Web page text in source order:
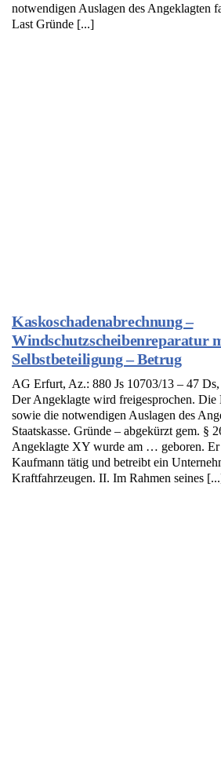
notwendigen Auslagen des Angeklagten
Last Gründe [...]
Kaskoschadenabrechnung –
Windschutzscheibenreparatur
Selbstbeteiligung – Betrug
AG Erfurt, Az.: 880 Js 10703/13 – 47
Der Angeklagte wird freigesprochen. Die
sowie die notwendigen Auslagen des
Staatskasse. Gründe – abgekürzt gem. §
Angeklagte XY wurde am … geboren. Er
Kaufmann tätig und betreibt ein
Kraftfahrzeugen. II. Im Rahmen seines